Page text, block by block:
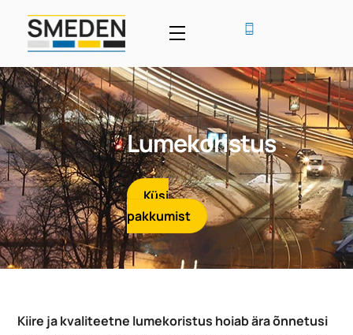
content
Menu
Lumekoristus
Küsi
pakkumist
Kiire ja kvaliteetne lumekoristus hoiab ära õnnetusi